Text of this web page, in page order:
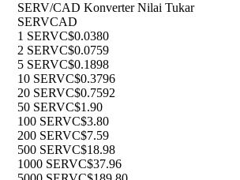
SERV/CAD Konverter Nilai Tukar
SERVCAD
1 SERVC$0.0380
2 SERVC$0.0759
5 SERVC$0.1898
10 SERVC$0.3796
20 SERVC$0.7592
50 SERVC$1.90
100 SERVC$3.80
200 SERVC$7.59
500 SERVC$18.98
1000 SERVC$37.96